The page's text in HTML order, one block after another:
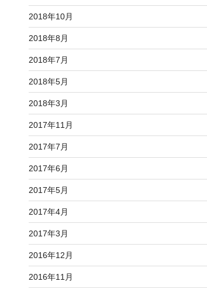
2018年10月
2018年8月
2018年7月
2018年5月
2018年3月
2017年11月
2017年7月
2017年6月
2017年5月
2017年4月
2017年3月
2016年12月
2016年11月